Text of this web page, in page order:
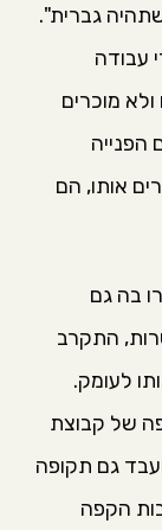
גברית".
עבודה
מוכרים
אותו, הם
בה גם
התקרב
לעומק.
של קבוצת
גם תקופה
הקפה